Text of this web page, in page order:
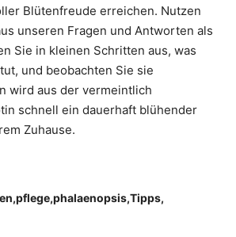
Blütenfreude erreichen. Nutzen
unseren Fragen und Antworten als
Sie in kleinen Schritten aus, was
und beobachten Sie sie
wird aus der vermeintlich
schnell ein dauerhaft blühender
Zuhause.
pflege phalaenopsis Tipps